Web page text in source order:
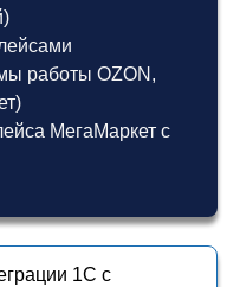
работы OZON,
МегаМаркет с
1С с